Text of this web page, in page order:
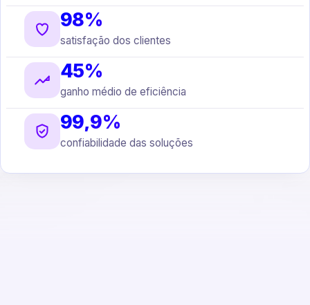
98%
satisfação dos clientes
45%
ganho médio de eficiência
99,9%
confiabilidade das soluções